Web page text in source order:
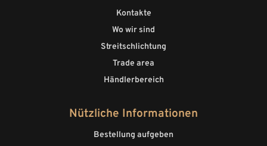
Kontakte
Wo wir sind
Streitschlichtung
Trade area
Händlerbereich
Nützliche Informationen
Bestellung aufgeben